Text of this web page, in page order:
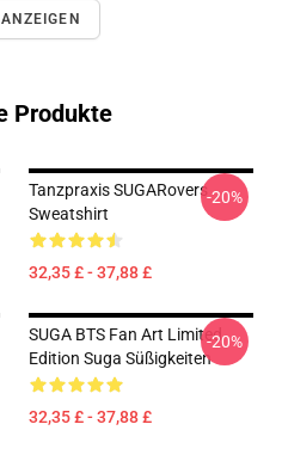
Produkte
Tanzpraxis SUGARovers
Sweatshirt
32,35 £ - 37,88 £
-20%
SUGA BTS Fan Art Limited
Edition Suga Süßigkeiten
32,35 £ - 37,88 £
-20%